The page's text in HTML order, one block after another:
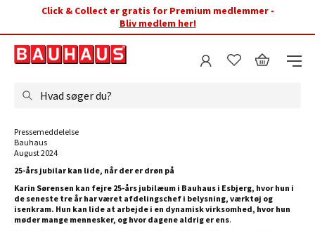
Click & Collect er gratis for Premium medlemmer -
Bliv medlem her!
Hvad søger du?
Pressemeddelelse
Bauhaus
August 2024
25-års jubilar kan lide, når der er drøn på
Karin Sørensen kan fejre 25-års jubilæum i Bauhaus i Esbjerg, hvor hun i
de seneste tre år har været afdelingschef i belysning, værktøj og
isenkram. Hun kan lide at arbejde i en dynamisk virksomhed, hvor hun
møder mange mennesker, og hvor dagene aldrig er ens.